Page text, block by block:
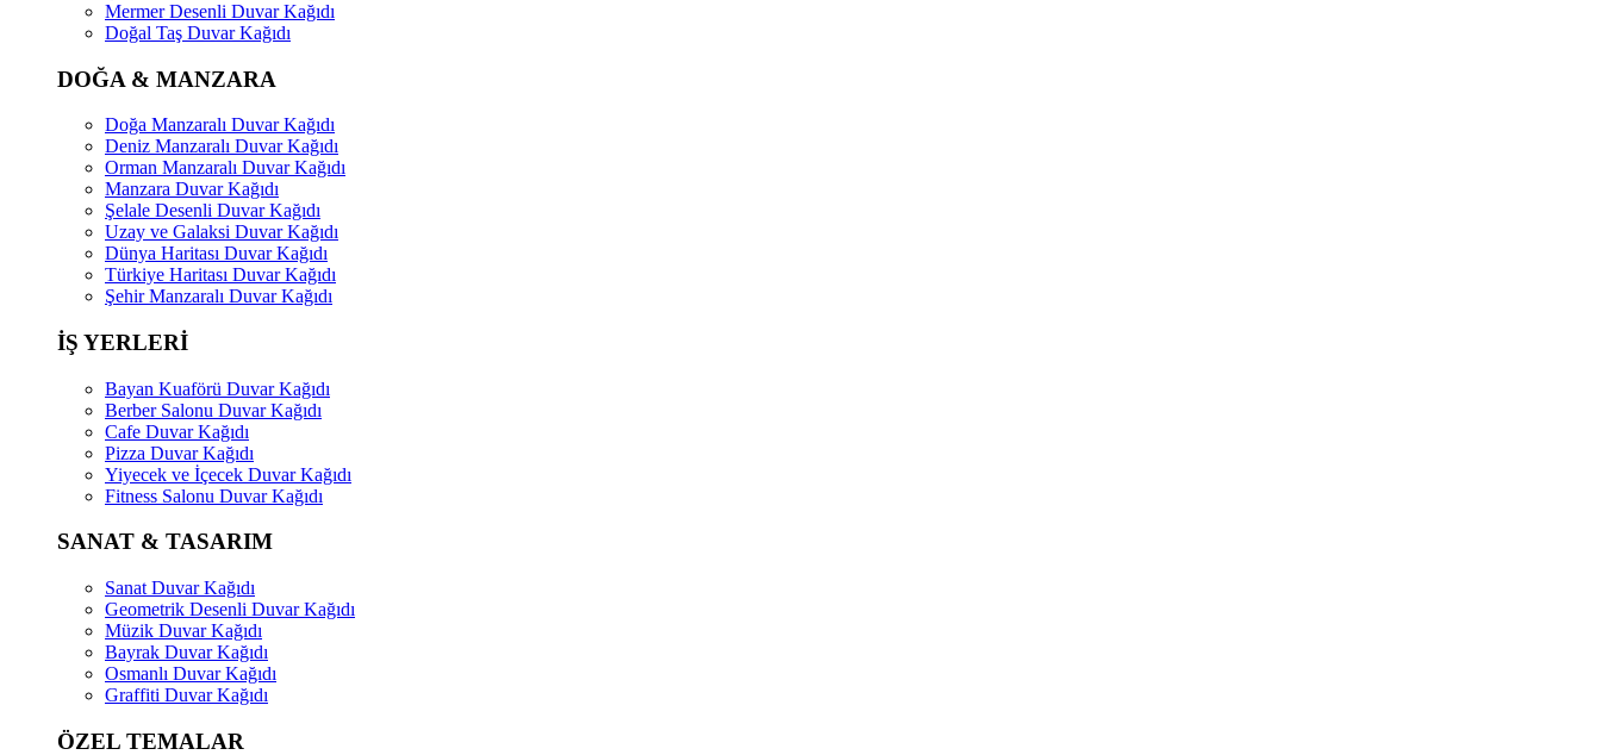
Mermer Desenli Duvar Kağıdı
Doğal Taş Duvar Kağıdı
DOĞA & MANZARA
Doğa Manzaralı Duvar Kağıdı
Deniz Manzaralı Duvar Kağıdı
Orman Manzaralı Duvar Kağıdı
Manzara Duvar Kağıdı
Şelale Desenli Duvar Kağıdı
Uzay ve Galaksi Duvar Kağıdı
Dünya Haritası Duvar Kağıdı
Türkiye Haritası Duvar Kağıdı
Şehir Manzaralı Duvar Kağıdı
İŞ YERLERİ
Bayan Kuaförü Duvar Kağıdı
Berber Salonu Duvar Kağıdı
Cafe Duvar Kağıdı
Pizza Duvar Kağıdı
Yiyecek ve İçecek Duvar Kağıdı
Fitness Salonu Duvar Kağıdı
SANAT & TASARIM
Sanat Duvar Kağıdı
Geometrik Desenli Duvar Kağıdı
Müzik Duvar Kağıdı
Bayrak Duvar Kağıdı
Osmanlı Duvar Kağıdı
Graffiti Duvar Kağıdı
ÖZEL TEMALAR